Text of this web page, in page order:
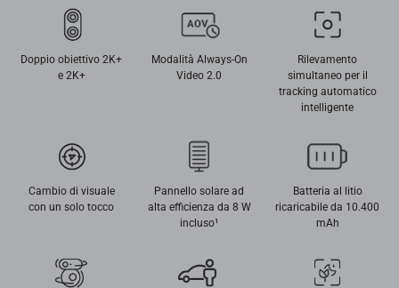
Doppio obiettivo 2K+
e 2K+
Modalità Always-On
Video 2.0
Rilevamento
simultaneo per il
tracking automatico
intelligente
Cambio di visuale
con un solo tocco
Pannello solare ad
alta efficienza da 8 W
incluso¹
Batteria al litio
ricaricabile da 10.400
mAh